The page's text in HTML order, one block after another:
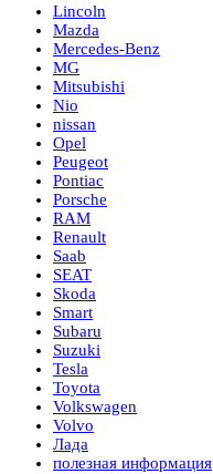
Lincoln
Mazda
Mercedes-Benz
MG
Mitsubishi
Nio
nissan
Opel
Peugeot
Pontiac
Porsche
RAM
Renault
Saab
SEAT
Skoda
Smart
Subaru
Suzuki
Tesla
Toyota
Volkswagen
Volvo
Лада
полезная информация